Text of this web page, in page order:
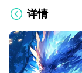
详情